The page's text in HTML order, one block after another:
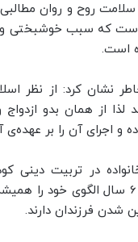
روح و روان
که سبب خوشبختی و
است.
نشان کرد: از نظر
لذا از همان بدو
و اجرای آن را بر
در تربیت دینی
می‌گذراند. کودکان 3 الی 6
شدن فرزندان دارند.